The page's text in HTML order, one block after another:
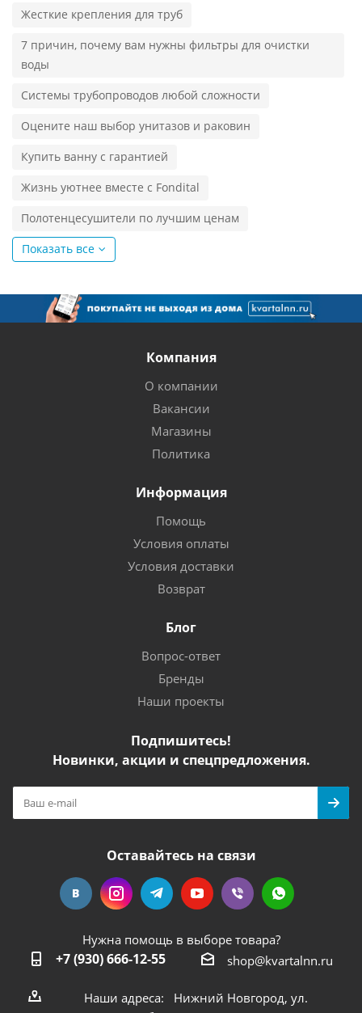
Жесткие крепления для труб
7 причин, почему вам нужны фильтры для очистки
воды
Системы трубопроводов любой сложности
Оцените наш выбор унитазов и раковин
Купить ванну с гарантией
Жизнь уютнее вместе с Fondital
Полотенцесушители по лучшим ценам
Показать все
Компания
О компании
Вакансии
Магазины
Политика
Информация
Помощь
Условия оплаты
Условия доставки
Возврат
Блог
Вопрос-ответ
Бренды
Наши проекты
Подпишитесь!
Новинки, акции и спецпредложения.
Оставайтесь на связи
Нужна помощь в выборе товара?
+7 (930) 666-12-55 shop@kvartalnn.ru
Наши адреса: Нижний Новгород, ул.